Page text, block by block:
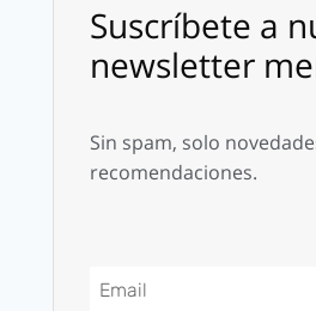
Suscríbete a
newsletter
Sin spam, solo
recomendaciones.